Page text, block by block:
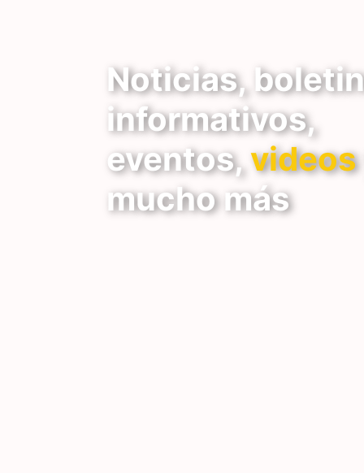
Noticias,
informativos,
eventos,videos
mucho más